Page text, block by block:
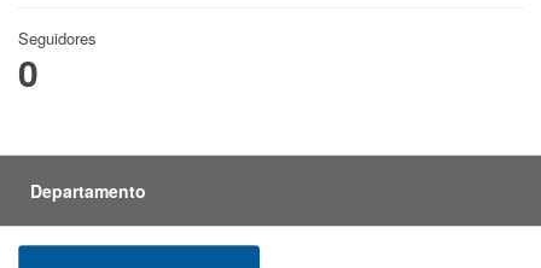
Seguidores
0
Departamento